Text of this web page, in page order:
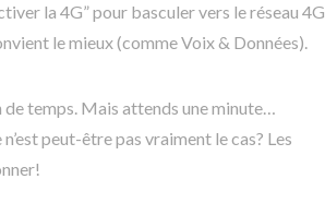
la 4G” pour basculer vers le réseau 4G
le mieux (comme Voix & Données).
de temps. Mais attends une minute…
peut-être pas vraiment le cas? Les